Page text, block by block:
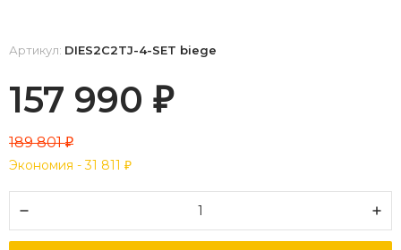
Артикул: DIES2C2TJ-4-SET biege
157 990 ₽
189 801₽
Экономия -31 811 ₽